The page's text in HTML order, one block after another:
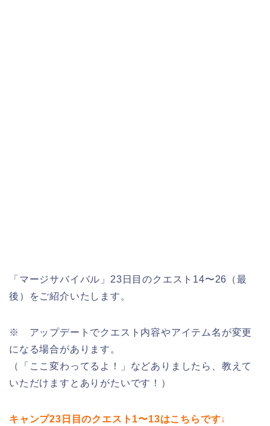
「マージサバイバル」23日目のクエスト14〜26（最
後）をご紹介いたします。
※ アップデートでクエスト内容やアイテム名が変更
になる場合があります。
（「ここ変わってるよ！」などありましたら、教えて
いただけますとありがたいです！）
キャンプ23日目のクエスト1〜13はこちらです↓